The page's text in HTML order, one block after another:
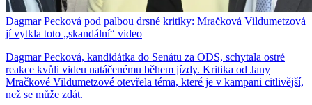
Dagmar Pecková pod palbou drsné kritiky: Mračková Vildumetzová
jí vytkla toto „skandální“ video
Dagmar Pecková, kandidátka do Senátu za ODS, schytala ostré
reakce kvůli videu natáčenému během jízdy. Kritika od Jany
Mračkové Vildumetzové otevřela téma, které je v kampani citlivější,
než se může zdát.